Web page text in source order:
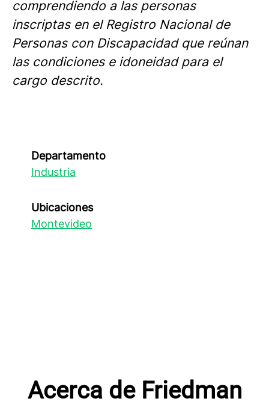
comprendiendo a las personas
inscriptas en el Registro Nacional de
Personas con Discapacidad que reúnan
las condiciones e idoneidad para el
cargo descrito.
Departamento
Industria
Ubicaciones
Montevideo
Acerca de Friedman